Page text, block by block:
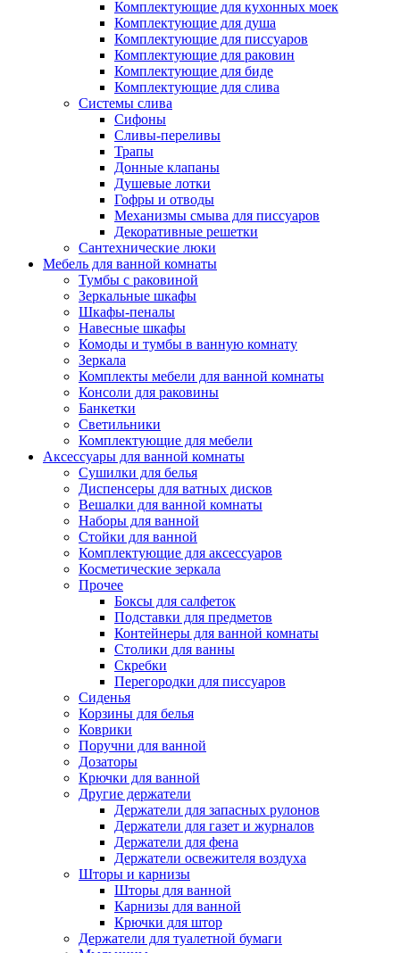
Комплектующие для кухонных моек
Комплектующие для душа
Комплектующие для писсуаров
Комплектующие для раковин
Комплектующие для биде
Комплектующие для слива
Системы слива
Сифоны
Сливы-переливы
Трапы
Донные клапаны
Душевые лотки
Гофры и отводы
Механизмы смыва для писсуаров
Декоративные решетки
Сантехнические люки
Мебель для ванной комнаты
Тумбы с раковиной
Зеркальные шкафы
Шкафы-пеналы
Навесные шкафы
Комоды и тумбы в ванную комнату
Зеркала
Комплекты мебели для ванной комнаты
Консоли для раковины
Банкетки
Светильники
Комплектующие для мебели
Аксессуары для ванной комнаты
Сушилки для белья
Диспенсеры для ватных дисков
Вешалки для ванной комнаты
Наборы для ванной
Стойки для ванной
Комплектующие для аксессуаров
Косметические зеркала
Прочее
Боксы для салфеток
Подставки для предметов
Контейнеры для ванной комнаты
Столики для ванны
Скребки
Перегородки для писсуаров
Сиденья
Корзины для белья
Коврики
Поручни для ванной
Дозаторы
Крючки для ванной
Другие держатели
Держатели для запасных рулонов
Держатели для газет и журналов
Держатели для фена
Держатели освежителя воздуха
Шторы и карнизы
Шторы для ванной
Карнизы для ванной
Крючки для штор
Держатели для туалетной бумаги